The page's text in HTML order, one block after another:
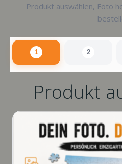
Produkt auswählen, Foto
1 2
Produkt